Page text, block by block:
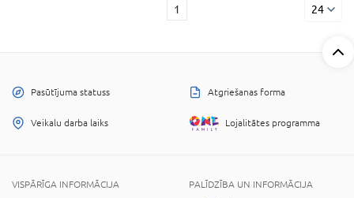
1 24
Pasūtījuma statuss Atgriešanas forma
Veikalu darba laiks Lojalitātes programma
VISPĀRĪGA INFORMĀCIJA
PALĪDZĪBA UN INFORMĀCIJA